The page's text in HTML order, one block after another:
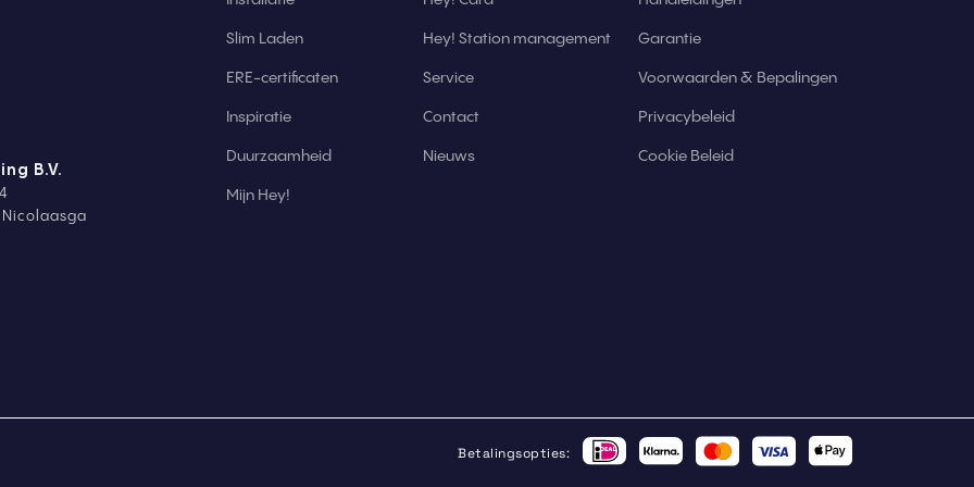
B.V.
Nicolaasga
Slim Laden
ERE-certificaten
Inspiratie
Duurzaamheid
Mijn Hey!
Hey! Station management
Service
Contact
Nieuws
Garantie
Voorwaarden & Bepalingen
Privacybeleid
Cookie Beleid
Betalingsopties: